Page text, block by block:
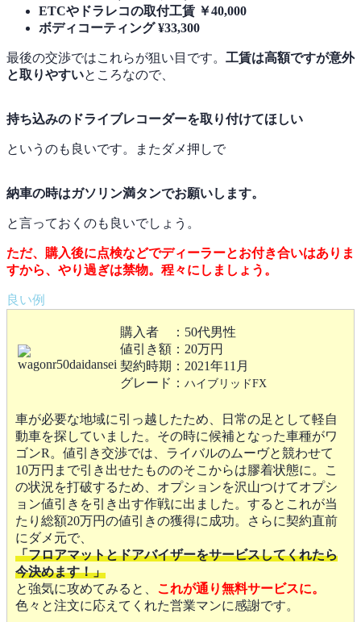
ETCやドラレコの取付工賃 ￥40,000
ボディコーティング ¥33,300
最後の交渉ではこれらが狙い目です。 工賃は高額ですが意外
と取りやすいところなので、
持ち込みのドライブレコーダーを取り付けてほしい
というのも良いです。またダメ押しで
納車の時はガソリン満タンでお願いします。
と言っておくのも良いでしょう。
ただ、購入後に点検などでディーラーとお付き合いはありま
すから、やり過ぎは禁物。程々にしましょう。
購入者 ：50代男性
値引き額：20万円
契約時期：2021年11月
グレード： ハイブリッドFX
車が必要な地域に引っ越したため、日常の足として軽自
動車を探していました。その時に候補となった車種がワ
ゴンR。値引き交渉では、ライバルのムーヴと競わせて
10万円まで引き出せたもののそこからは膠着状態に。こ
の状況を打破するため、オプションを沢山つけてオプシ
ョン値引きを引き出す作戦に出ました。するとこれが当
たり総額20万円の値引きの獲得に成功。さらに契約直前
にダメ元で、
「フロアマットとドアバイザーをサービスしてくれたら
今決めます！」
と強気に攻めてみると、 これが通り無料サービスに。
色々と注文に応えてくれた営業マンに感謝です。